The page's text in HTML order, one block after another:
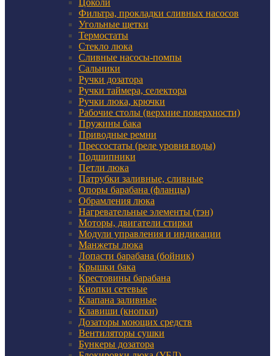
Цоколи
Фильтра, прокладки сливных насосов
Угольные щетки
Термостаты
Стекло люка
Сливные насосы-помпы
Сальники
Ручки дозатора
Ручки таймера, селектора
Ручки люка, крючки
Рабочие столы (верхние поверхности)
Пружины бака
Приводные ремни
Прессостаты (реле уровня воды)
Подшипники
Петли люка
Патрубки заливные, сливные
Опоры барабана (фланцы)
Обрамления люка
Нагревательные элементы (тэн)
Моторы, двигатели стирки
Модули управления и индикации
Манжеты люка
Лопасти барабана (бойник)
Крышки бака
Крестовины барабана
Кнопки сетевые
Клапана заливные
Клавиши (кнопки)
Дозаторы моющих средств
Вентиляторы сушки
Бункеры дозатора